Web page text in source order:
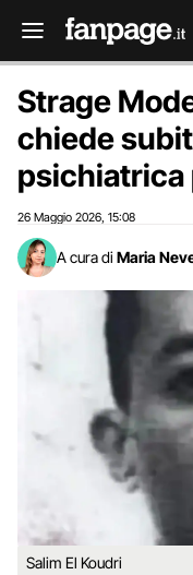
Strage
chiede
psichiatrica
26 Maggio 2026 15:08
A cura di Maria
Salim El Koudri